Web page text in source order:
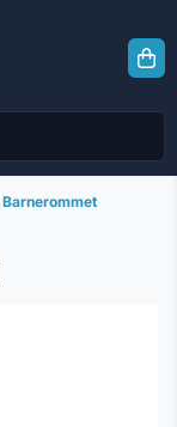
Barnerommet